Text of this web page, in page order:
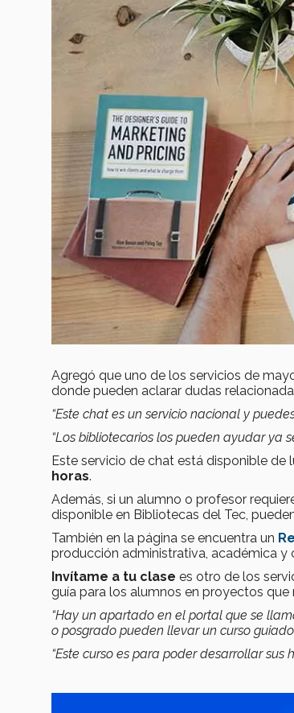
Agregó que uno de los servicios de
donde pueden aclarar dudas
“Este chat es un servicio nacional y
“Los bibliotecarios los pueden ayudar ya
Este servicio de chat está disponible de
horas.
Además, si un alumno o profesor
disponible en Bibliotecas del Tec,
También en la página se encuentra un
producción administrativa, académica y
Invítame a tu clase es otro de los
guía para los alumnos en proyectos que
“Hay un apartado en el portal que se
o posgrado pueden llevar un curso
“Este curso es para poder desarrollar